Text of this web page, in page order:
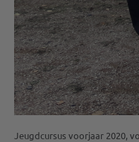
Jeugdcursus voorjaar 2020,